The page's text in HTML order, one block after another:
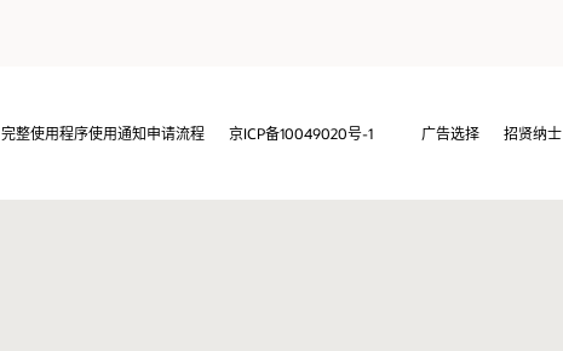
完整使用程序使用通知申请流程 京ICP备10049020号-1 广告选择 招贤纳士